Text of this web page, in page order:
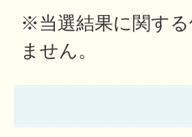
※当選結果に関す
ません。